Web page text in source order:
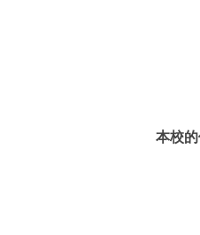
本校